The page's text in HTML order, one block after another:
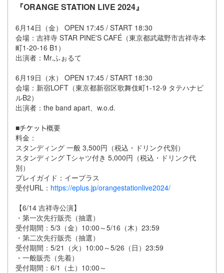
『ORANGE STATION LIVE 2024』
6月14日（金） OPEN 17:45 / START 18:30
会場：吉祥寺 STAR PINE'S CAFÉ（東京都武蔵野市吉祥寺本
町1-20-16 B1）
出演者：Mr.ふぉるて
6月19日（水） OPEN 17:45 / START 18:30
会場：新宿LOFT（東京都新宿区歌舞伎町1-12-9 タテハナビ
ルB2）
出演者：the band apart、w.o.d.
■
概要
料金：
スタンディング 一般 3,500円（税込・ドリンク代別）
スタンディング Tシャツ付き 5,000円（税込・ドリンク代
別）
プレイガイド：イープラス
受付URL： https://eplus.jp/orangestationlive2024/
【6/14 吉祥寺公演】
・第一次先行販売（抽選）
受付期間：5/3（金）10:00～5/16（木）23:59
・第二次先行販売（抽選）
受付期間：5/21（火）10:00～5/26（日）23:59
・一般販売（先着）
受付期間：6/1（土）10:00～